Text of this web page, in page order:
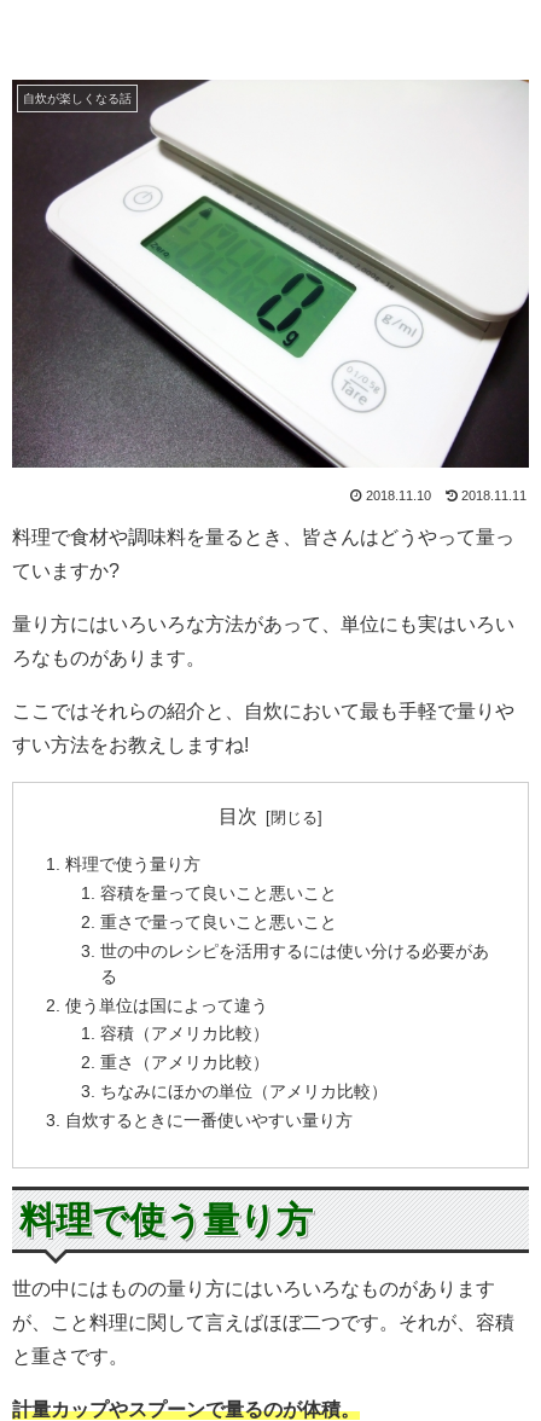
自炊が楽しくなる話
2018.11.10 2018.11.11
料理で食材や調味料を量るとき、皆さんはどうやって量っ
ていますか?
量り方にはいろいろな方法があって、単位にも実はいろい
ろなものがあります。
ここではそれらの紹介と、自炊において最も手軽で量りや
すい方法をお教えしますね!
目次
料理で使う量り方
容積を量って良いこと悪いこと
重さで量って良いこと悪いこと
世の中のレシピを活用するには使い分ける必要があ
る
使う単位は国によって違う
容積（アメリカ比較）
重さ（アメリカ比較）
ちなみにほかの単位（アメリカ比較）
自炊するときに一番使いやすい量り方
料理で使う量り方
世の中にはものの量り方にはいろいろなものがあります
が、こと料理に関して言えばほぼ二つです。それが、容積
と重さです。
計量カップやスプーンで量るのが体積。